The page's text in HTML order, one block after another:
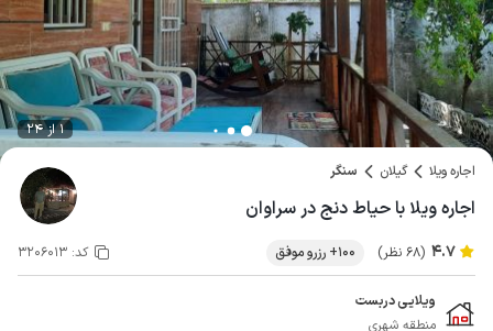
1 از 24
اجاره ویلا گیلان سنگر
اجاره ویلا با حیاط دنج در سراوان
4.7 (68 نظر) 100+ رزرو موفق کد: 3206013
ویلایی دربست
منطقه شهری